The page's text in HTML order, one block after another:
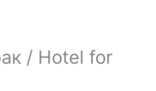
/ Hotel for